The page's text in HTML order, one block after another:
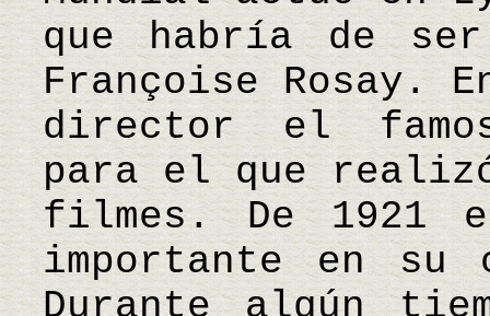
que habría de
Françoise Rosay.
director el
para el que
filmes. De 1921
importante en
Durante algún